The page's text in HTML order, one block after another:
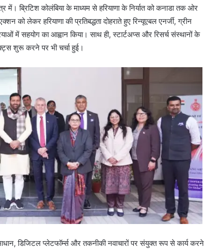
ब्रिटिश कोलंबिया के माध्यम से हरियाणा के निर्यात को कनाडा तक ओर
को लेकर हरियाणा की प्रतिबद्धता दोहराते हुए रिन्यूएबल एनर्जी, ग्रीन
में सहयोग का आह्वान किया। साथ ही, स्टार्टअप्स और रिसर्च संस्थानों के
शुरू करने पर भी चर्चा हुई।
डिजिटल प्लेटफॉर्म्स और तकनीकी नवाचारों पर संयुक्त रूप से कार्य करने